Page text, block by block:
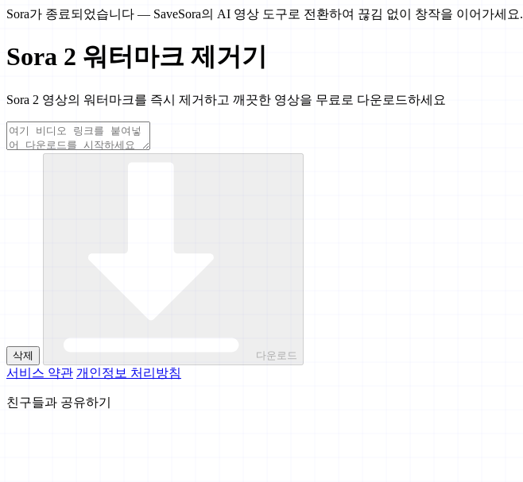
Sora가 종료되었습니다 — SaveSora의 AI 영상 도구로 전환하여 끊김 없이 창작을 이어가세요.
Sora 2 워터마크 제거기
Sora 2 영상의 워터마크를 즉시 제거하고 깨끗한 영상을 무료로 다운로드하세요
삭제 다운로드
서비스 약관 개인정보 처리방침
친구들과 공유하기